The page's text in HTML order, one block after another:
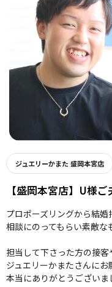
ジュエリーかまた 盛岡本宮店
【盛岡本宮店】U様
プロポーズリングから結
相談にのってもらい素敵な
担当して下さった方の接客
ジュエリーかまたさんにお
本当にありがとうございま